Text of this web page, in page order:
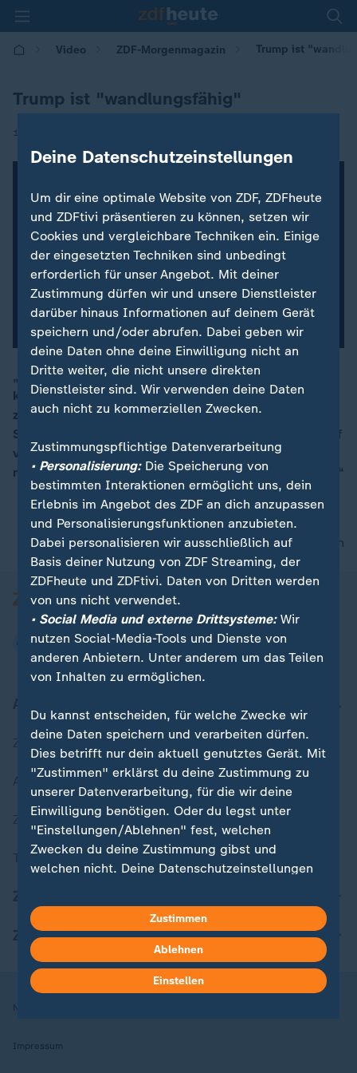
Video ZDF-Morgenmagazin Trump ist
Trump ist "wandlungsfähig"
11.11.2016 | 07:20
„Mancher wird sich die Augen gerieben haben als der
künftige Präsident mit dem scheidenden
zusammenkam", sagt ZDF-Korrespondent Thomas Gill.
Sie hätten signalisiert, dass der aggressive Wahlkampf
vorbei sei. Politische Beobachter hielten es für
möglich, dass Trump „ein erfolgreicher Präsident wird.“
nach oben
Zuletzt veröffentlicht
Aktuelle Sendungs-Videos
ZDFheute Stories
Themen im Überblick
ZDFheute Apps
Nutzungsbedingungen
Impressum
Deine Datenschutzeinstellungen
Um dir eine optimale Website von ZDF, ZDFheute
und ZDFtivi präsentieren zu können, setzen wir
Cookies und vergleichbare Techniken ein. Einige
der eingesetzten Techniken sind unbedingt
erforderlich für unser Angebot. Mit deiner
Zustimmung dürfen wir und unsere Dienstleister
darüber hinaus Informationen auf deinem Gerät
speichern und/oder abrufen. Dabei geben wir
deine Daten ohne deine Einwilligung nicht an
Dritte weiter, die nicht unsere direkten
Dienstleister sind. Wir verwenden deine Daten
auch nicht zu kommerziellen Zwecken.
Zustimmungspflichtige Datenverarbeitung
• Personalisierung:Die Speicherung von
bestimmten Interaktionen ermöglicht uns, dein
Erlebnis im Angebot des ZDF an dich anzupassen
und Personalisierungsfunktionen anzubieten.
Dabei personalisieren wir ausschließlich auf
Basis deiner Nutzung von ZDF Streaming, der
ZDFheute und ZDFtivi. Daten von Dritten werden
von uns nicht verwendet.
• Social Media und externe Drittsysteme:Wir
nutzen Social-Media-Tools und Dienste von
anderen Anbietern. Unter anderem um das Teilen
von Inhalten zu ermöglichen.
Du kannst entscheiden, für welche Zwecke wir
deine Daten speichern und verarbeiten dürfen.
Dies betrifft nur dein aktuell genutztes Gerät. Mit
"Zustimmen" erklärst du deine Zustimmung zu
unserer Datenverarbeitung, für die wir deine
Einwilligung benötigen. Oder du legst unter
"Einstellungen/Ablehnen" fest, welchen
Zwecken du deine Zustimmung gibst und
welchen nicht. Deine Datenschutzeinstellungen
in deinen Einstellungen widerrufen oder ändern.
Hier findest du das Impressum.
Weitere Informationen findest du in unserer
Datenschutzerklärung.
Zustimmen
Ablehnen
Einstellen